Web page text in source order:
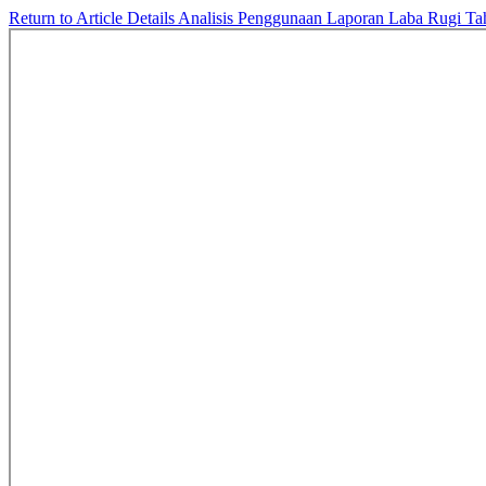
Return to Article Details Analisis Penggunaan Laporan Laba Rugi